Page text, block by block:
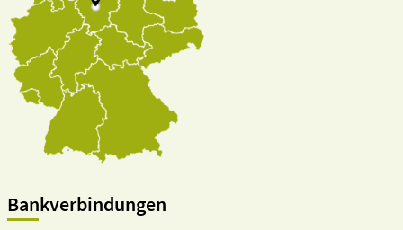
Bankverbindungen